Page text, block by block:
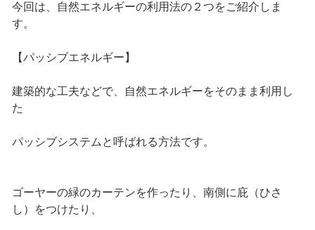
今回は、自然エネルギーの利用法の２つをご紹介しま
す。
【パッシブエネルギー】
建築的な工夫などで、自然エネルギーをそのまま利用し
た
パッシブシステムと呼ばれる方法です。
ゴーヤーの緑のカーテンを作ったり、南側に庇（ひさ
し）をつけたり、